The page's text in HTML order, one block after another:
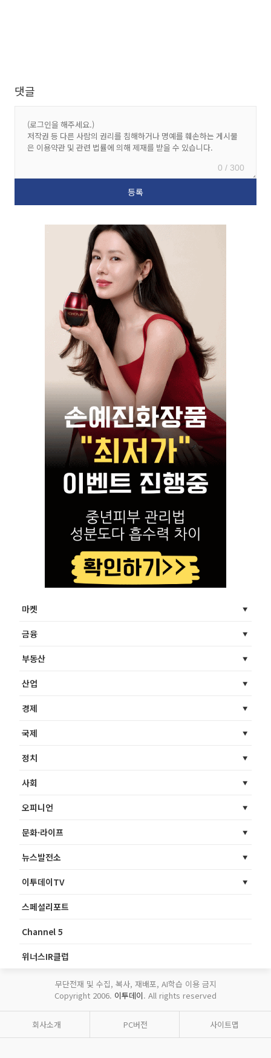
댓글
0 / 300
마켓
금융
부동산
산업
경제
국제
정치
사회
오피니언
문화·라이프
뉴스발전소
이투데이TV
스페셜리포트
Channel 5
위너스IR클럽
무단전재 및 수집, 복사, 재배포, AI학습 이용 금지
Copyright 2006. 이투데이. All rights reserved
회사소개 PC버전 사이트맵